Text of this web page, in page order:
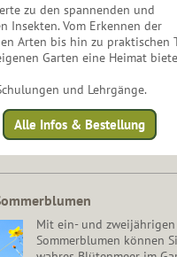
zu den spannenden und
Insekten. Vom Erkennen der
Arten bis hin zu praktischen
Garten eine Heimat
und Lehrgänge.
Alle Infos & Bestellung
Mit ein- und zweijährigen
Sommerblumen können